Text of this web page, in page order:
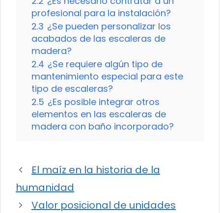
profesional para la instalación?
2.3 ¿Se pueden personalizar los
acabados de las escaleras de
madera?
2.4 ¿Se requiere algún tipo de
mantenimiento especial para este
tipo de escaleras?
2.5 ¿Es posible integrar otros
elementos en las escaleras de
madera con baño incorporado?
El maíz en la historia de la
humanidad
Valor posicional de unidades